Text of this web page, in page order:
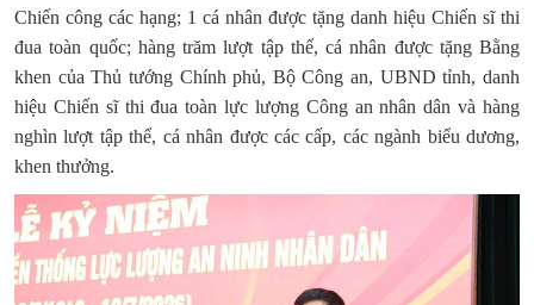
Chiến công các hạng; 1 cá nhân được tặng danh hiệu Chiến sĩ thi
đua toàn quốc; hàng trăm lượt tập thể, cá nhân được tặng Bằng
khen của Thủ tướng Chính phủ, Bộ Công an, UBND tỉnh, danh
hiệu Chiến sĩ thi đua toàn lực lượng Công an nhân dânvà hàng
nghìn lượt tập thể, cá nhân được các cấp, các ngành biểu dương,
khen thưởng.